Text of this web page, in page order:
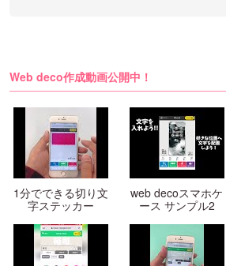
Web deco作成動画公開中！
1分でできる切り文
字ステッカー
web decoスマホケ
ース サンプル2